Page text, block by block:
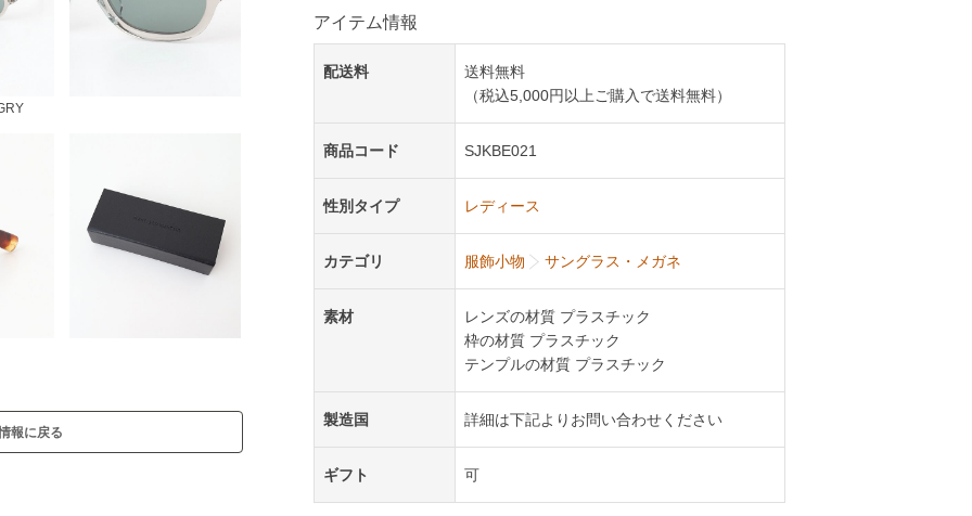
報に戻る
アイテム情報
配送料
送料無料
（税込5,000円以上ご購入で送料無料）
商品コード SJKBE021
性別タイプ レディース
カテゴリ 服飾小物 サングラス・メガネ
素材
レンズの材質 プラスチック
枠の材質 プラスチック
テンプルの材質 プラスチック
製造国 詳細は下記よりお問い合わせください
ギフト 可